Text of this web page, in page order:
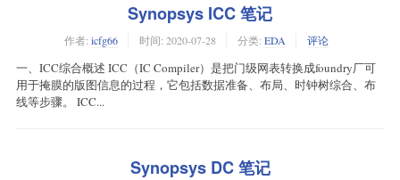
Synopsys ICC 笔记
作者: icfg66 时间: 2020-07-28 分类: EDA 评论
一、ICC综合概述 ICC（IC Compiler）是把门级网表转换成foundry厂可
用于掩膜的版图信息的过程，它包括数据准备、布局、时钟树综合、布
线等步骤。 ICC...
Synopsys DC 笔记